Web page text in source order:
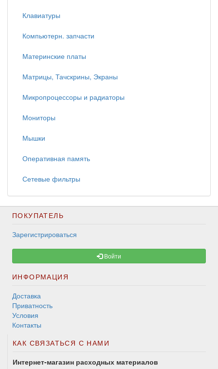
Клавиатуры
Компьютерн. запчасти
Материнские платы
Матрицы, Тачскрины, Экраны
Микропроцессоры и радиаторы
Мониторы
Мышки
Оперативная память
Сетевые фильтры
ПОКУПАТЕЛЬ
Зарегистрироваться
Войти
ИНФОРМАЦИЯ
Доставка
Приватность
Условия
Контакты
КАК СВЯЗАТЬСЯ С НАМИ
Интернет-магазин расходных материалов